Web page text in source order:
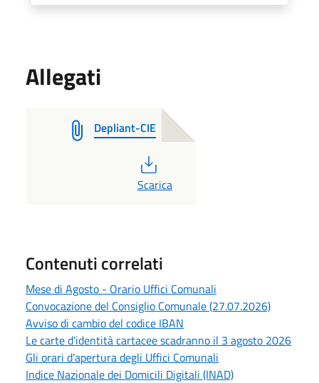
Allegati
Depliant-CIE
PDF
Scarica
Contenuti correlati
Mese di Agosto - Orario Uffici Comunali
Convocazione del Consiglio Comunale (27.07.2026)
Avviso di cambio del codice IBAN
Le carte d'identità cartacee scadranno il 3 agosto 2026
Gli orari d'apertura degli Uffici Comunali
Indice Nazionale dei Domicili Digitali (INAD)